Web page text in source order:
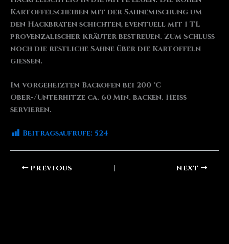
Kartoffelscheiben mit der Sahnemischung um
den Hackbraten schichten, eventuell mit 1 TL
provenzalischer Kräuter bestreuen. Zum Schluss
noch die restliche Sahne über die Kartoffeln
gießen.
Im vorgeheizten Backofen bei 200 °C
Ober-/Unterhitze ca. 60 Min. backen. Heiß
servieren.
Beitragsaufrufe: 524
PREVIOUS NEXT